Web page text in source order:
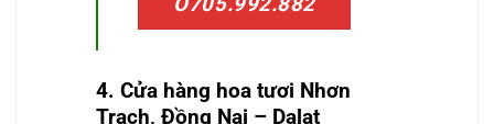
4. Cửa hàng hoa tươi Nhơn
Trạch, Đồng Nai – Dalat